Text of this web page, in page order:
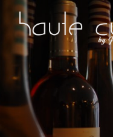
Zum
Inhalt
springen